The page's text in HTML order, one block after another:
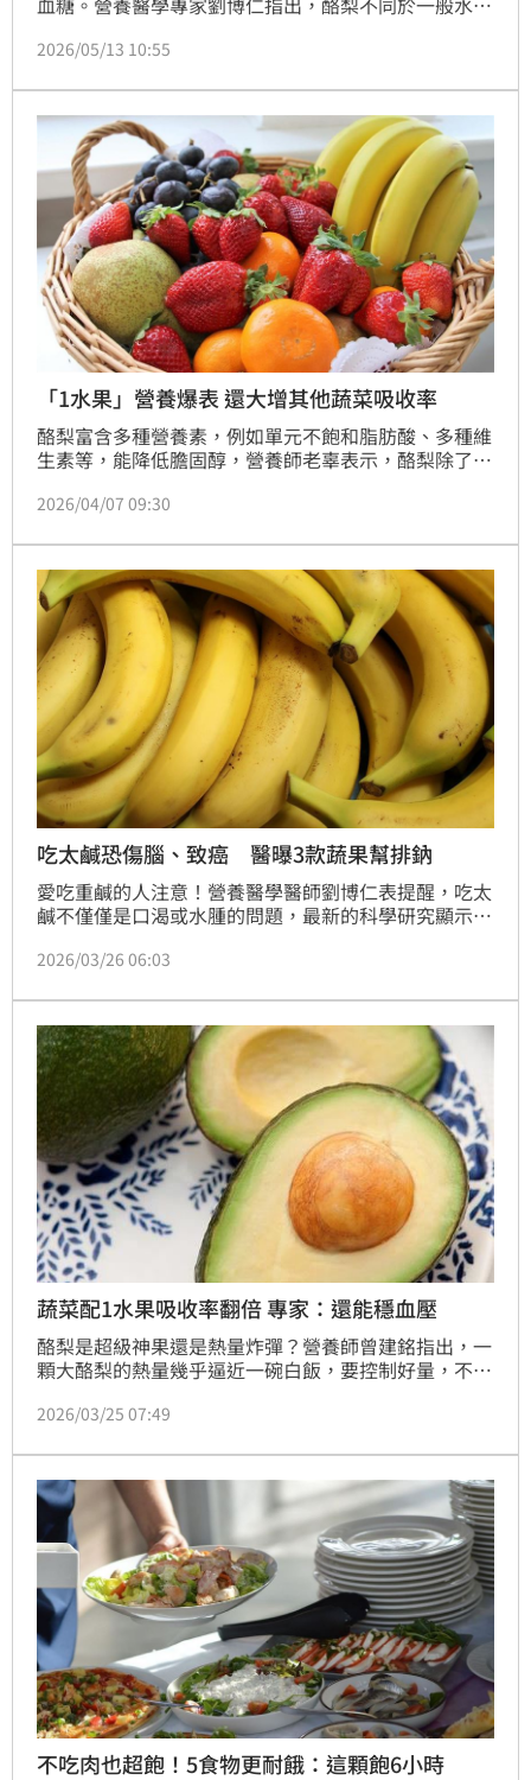
飽足感、維持血壓平衡。不過，酪梨熱量並不低，重點
緻點心，才能吃得健康又不易發胖。
2026/05/13 10:55
「1水果」營養爆表 還大增其他蔬菜吸收率
酪梨富含多種營養素，例如單元不飽和脂肪酸、多種維
生素等，能降低膽固醇，營養師老辜表示，酪梨除了本
β-胡蘿蔔素與葉黃素的吸收，且更能保護眼睛與大腦健
物，被身體更有效利用了。
2026/04/07 09:30
吃太鹹恐傷腦、致癌 醫曝3款蔬果幫排鈉
愛吃重鹹的人注意！營養醫學醫師劉博仁表提醒，吃太
鹹不僅僅是口渴或水腫的問題，最新的科學研究顯示，
形開關」。劉博仁建議，民眾應減少加工食品攝取，例
量選擇新鮮的原型食物，並攝取含鉀量較高的蔬果（如
香蕉、菠菜、酪梨），有助於身體排出過餘的鈉離子。
2026/03/26 06:03
蔬菜配1水果吸收率翻倍 專家：還能穩血壓
酪梨是超級神果還是熱量炸彈？營養師曾建銘指出，一
顆大酪梨的熱量幾乎逼近一碗白飯，要控制好量，不要
器」，搭配生菜能讓蔬菜的吸收率直接翻倍。並富含鉀
需謹慎食用，因高鉀可能引發高血鉀危機。
2026/03/25 07:49
不吃肉也超飽！5食物更耐餓：這顆飽6小時